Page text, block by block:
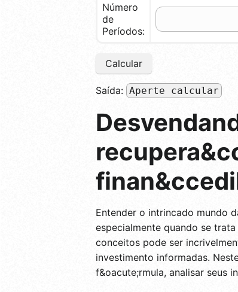
Número
de
Períodos:
Calcular
Saída: Aperte calcular
Entender o intrincado mundo
especialmente quando se
conceitos pode ser
investimento informadas.
f&oacute;rmula, analisar seus